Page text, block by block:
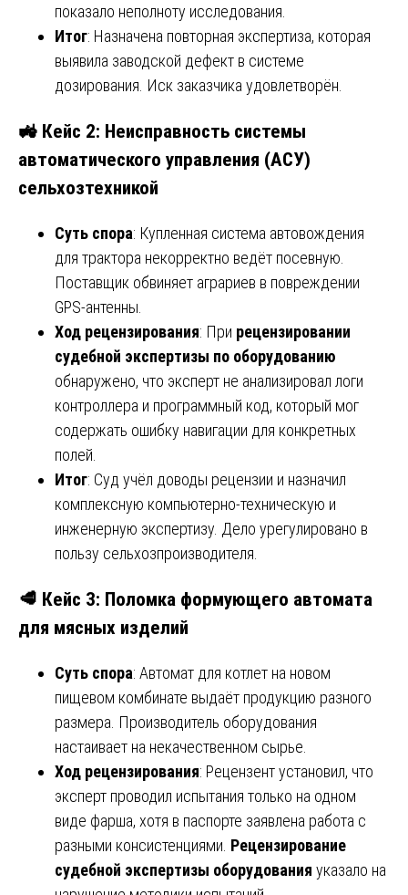
показало неполноту исследования.
Итог: Назначена повторная экспертиза, которая
выявила заводской дефект в системе
дозирования. Иск заказчика удовлетворён.
🚜 Кейс 2: Неисправность системы
автоматического управления (АСУ)
сельхозтехникой
Суть спора: Купленная система автовождения
для трактора некорректно ведёт посевную.
Поставщик обвиняет аграриев в повреждении
GPS-антенны.
Ход рецензирования: При рецензировании
судебной экспертизы по оборудованию
обнаружено, что эксперт не анализировал логи
контроллера и программный код, который мог
содержать ошибку навигации для конкретных
полей.
Итог: Суд учёл доводы рецензии и назначил
комплексную компьютерно-техническую и
инженерную экспертизу. Дело урегулировано в
пользу сельхозпроизводителя.
🥩 Кейс 3: Поломка формующего автомата
для мясных изделий
Суть спора: Автомат для котлет на новом
пищевом комбинате выдаёт продукцию разного
размера. Производитель оборудования
настаивает на некачественном сырье.
Ход рецензирования: Рецензент установил, что
эксперт проводил испытания только на одном
виде фарша, хотя в паспорте заявлена работа с
разными консистенциями. Рецензирование
судебной экспертизы оборудования указало на